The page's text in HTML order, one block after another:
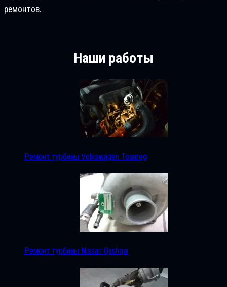
ремонтов.
Наши работы
Ремонт турбины Volkswagen Touareg
Ремонт турбины Nissan Qashqai